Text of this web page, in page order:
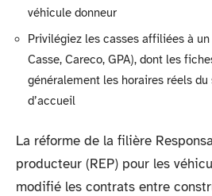
véhicule donneur
Privilégiez les casses affiliées à
Casse, Careco, GPA), dont les
généralement les horaires réels
d’accueil
La réforme de la filière
producteur (REP) pour les
modifié les contrats entre